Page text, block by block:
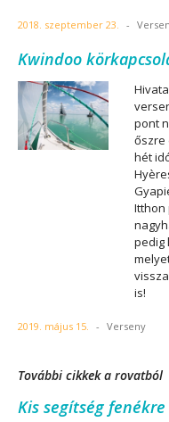
2018. szeptember 23. -
Kwindoo
pont
őszre
hét
Itthon
pedig
is!
2019. május 15. - Verseny
További cikkek a rovatból
Kis segítség